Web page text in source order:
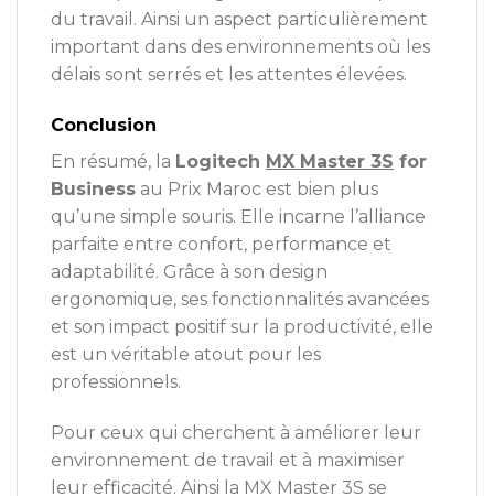
du travail. Ainsi un aspect particulièrement
important dans des environnements où les
délais sont serrés et les attentes élevées.
Conclusion
En résumé, la Logitech MX Master 3S for
Business au Prix Maroc est bien plus
qu’une simple souris. Elle incarne l’alliance
parfaite entre confort, performance et
adaptabilité. Grâce à son design
ergonomique, ses fonctionnalités avancées
et son impact positif sur la productivité, elle
est un véritable atout pour les
professionnels.
Pour ceux qui cherchent à améliorer leur
environnement de travail et à maximiser
leur efficacité. Ainsi la MX Master 3S se